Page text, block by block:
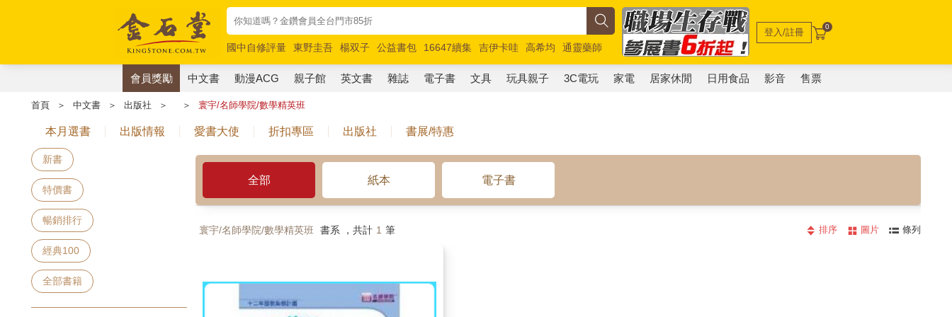
國中自修評量 東野圭吾 楊双子 公益書包 16647續集 吉伊卡哇 高希均
通靈藥師
唯紅花綻放
奧德賽 路邊攤新作 馬斯克 玩具總動員5 超慢跑
登入/註冊 0
會員獎勵 中文書 動漫ACG 親子館 英文書 雜誌 電子書 文具 玩具親子 3C電玩 家電 居家休閒 日用食品 影音 售票
首頁 ＞ 中文書 ＞ 出版社 ＞ ＞ 寰宇/名師學院/數學精英班
本月選書 出版情報 愛書大使 折扣專區 出版社 書展/特惠
新書
特價書
暢銷排行
經典100
全部書籍
全部 紙本 電子書
寰宇/名師學院/數學精英班 書系 ，共計 1 筆 排序 圖片 條列